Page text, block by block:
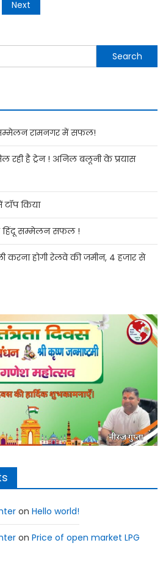
Next
रामनगर में सफल!
रही है ट्रेन ! अनिल बलूनी के प्रयास
टॉप किया
हिंदू सम्मेलन सफल !
करना होगी रेलवे की जमीन, 4 हजार से
on Hello world!
on Price of open market LPG